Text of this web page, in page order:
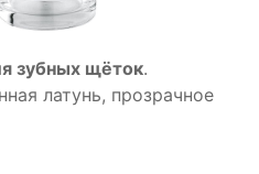
зубных щёток.
латунь, прозрачное